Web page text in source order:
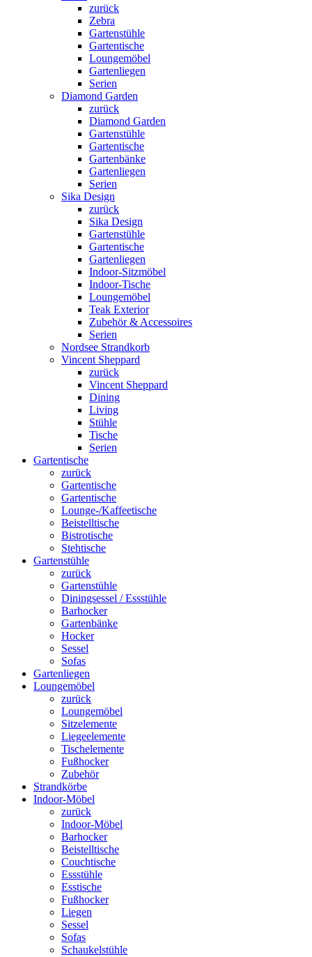
zurück
Zebra
Gartenstühle
Gartentische
Loungemöbel
Gartenliegen
Serien
Diamond Garden
zurück
Diamond Garden
Gartenstühle
Gartentische
Gartenbänke
Gartenliegen
Serien
Sika Design
zurück
Sika Design
Gartenstühle
Gartentische
Gartenliegen
Indoor-Sitzmöbel
Indoor-Tische
Loungemöbel
Teak Exterior
Zubehör & Accessoires
Serien
Nordsee Strandkorb
Vincent Sheppard
zurück
Vincent Sheppard
Dining
Living
Stühle
Tische
Serien
Gartentische
zurück
Gartentische
Gartentische
Lounge-/Kaffeetische
Beistelltische
Bistrotische
Stehtische
Gartenstühle
zurück
Gartenstühle
Diningsessel / Essstühle
Barhocker
Gartenbänke
Hocker
Sessel
Sofas
Gartenliegen
Loungemöbel
zurück
Loungemöbel
Sitzelemente
Liegeelemente
Tischelemente
Fußhocker
Zubehör
Strandkörbe
Indoor-Möbel
zurück
Indoor-Möbel
Barhocker
Beistelltische
Couchtische
Essstühle
Esstische
Fußhocker
Liegen
Sessel
Sofas
Schaukelstühle